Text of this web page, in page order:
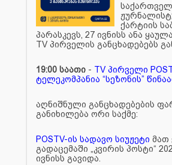
ქარტიის
პარასკევს, 27 ივნისს ანა
TV პირველის განცხადებებს
19:00 საათი - TV პირველი
ტელეკომპანია “სეზონის”
აღნიშნული განცხადებების
განიხილება ორი საქმე:
POSTV-ის სადავო სიუჟეტი მათ
გადაცემაში „კვირის პოსტი“
ივნისს გავიდა.